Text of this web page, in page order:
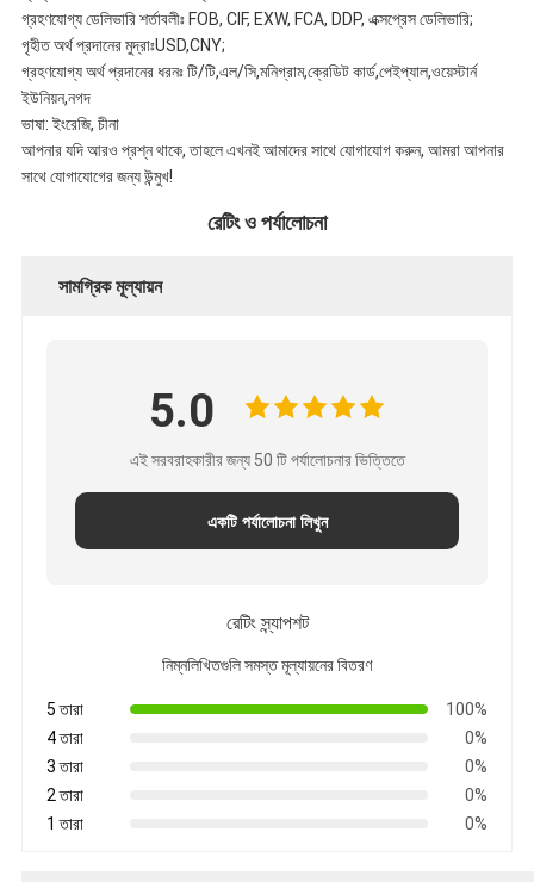
গ্রহণযোগ্য ডেলিভারি শর্তাবলীঃ FOB, CIF, EXW, FCA, DDP, এক্সপ্রেস ডেলিভারি;
গৃহীত অর্থ প্রদানের মুদ্রাঃUSD,CNY;
গ্রহণযোগ্য অর্থ প্রদানের ধরনঃ টি/টি,এল/সি,মনিগ্রাম,ক্রেডিট কার্ড,পেইপ্যাল,ওয়েস্টার্ন
ইউনিয়ন,নগদ
ভাষা: ইংরেজি, চীনা
আপনার যদি আরও প্রশ্ন থাকে, তাহলে এখনই আমাদের সাথে যোগাযোগ করুন, আমরা আপনার
সাথে যোগাযোগের জন্য উন্মুখ!
রেটিং ও পর্যালোচনা
সামগ্রিক মূল্যায়ন
5.0
এই সরবরাহকারীর জন্য 50 টি পর্যালোচনার ভিত্তিতে
একটি পর্যালোচনা লিখুন
রেটিং স্ন্যাপশট
নিম্নলিখিতগুলি সমস্ত মূল্যায়নের বিতরণ
5 তারা
100%
4 তারা
0%
3 তারা
0%
2 তারা
0%
1 তারা
0%